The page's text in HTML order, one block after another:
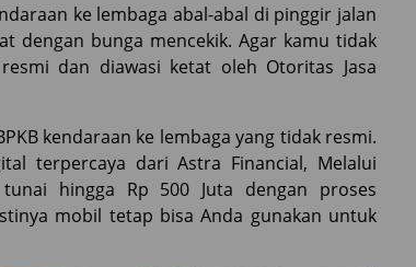
ke lembaga abal-abal di pinggir jalan
dengan bunga mencekik. Agar kamu tidak
dan diawasi ketat oleh Otoritas Jasa
kendaraan ke lembaga yang tidak resmi.
terpercaya dari Astra Financial, Melalui
hingga Rp 500 Juta dengan proses
mobil tetap bisa Anda gunakan untuk